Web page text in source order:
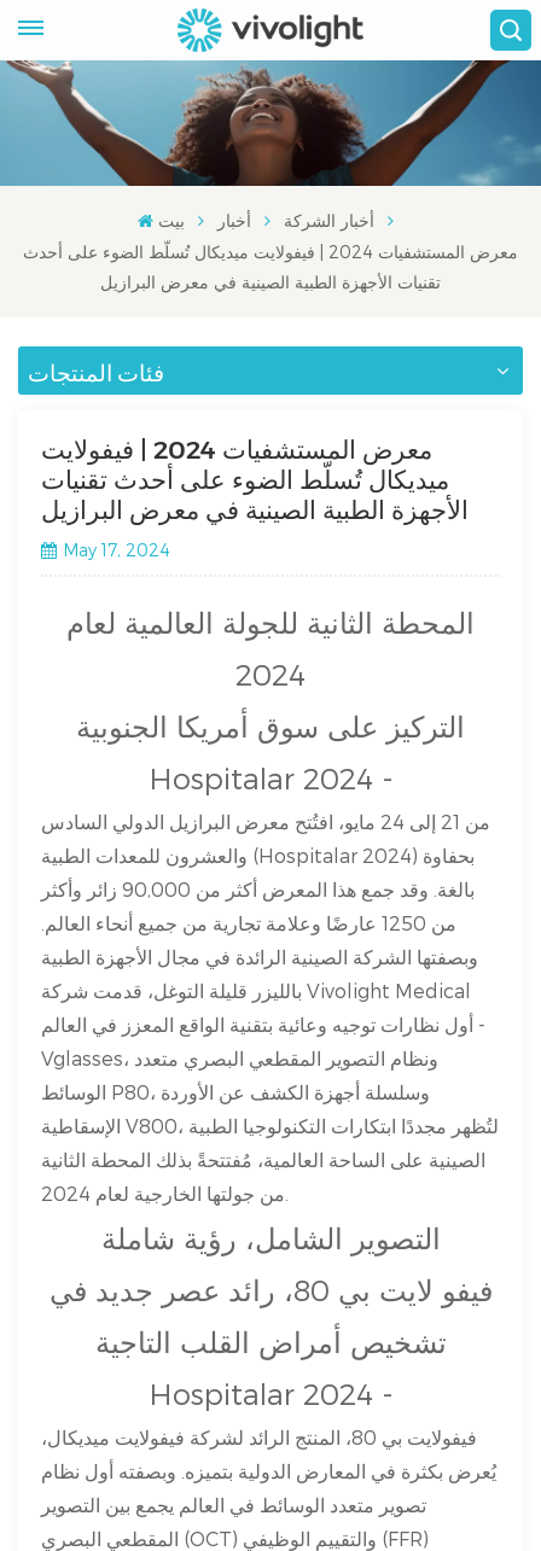
بيت أخبار
أخبار الشركة
معرض المستشفيات 2024 | فيفولايت ميديكال تُسلّط الضوء على أحدث
تقنيات الأجهزة الطبية الصينية في معرض البرازيل
فئات المنتجات
معرض المستشفيات 2024 | فيفولايت
ميديكال تُسلّط الضوء على أحدث تقنيات
الأجهزة الطبية الصينية في معرض البرازيل
May 17, 2024
المحطة الثانية للجولة العالمية لعام
2024
التركيز على سوق أمريكا الجنوبية
Hospitalar 2024 -
من 21 إلى 24 مايو، افتُتح معرض البرازيل الدولي السادس
والعشرون للمعدات الطبية (Hospitalar 2024) بحفاوة
بالغة. وقد جمع هذا المعرض أكثر من 90,000 زائر وأكثر
من 1250 عارضًا وعلامة تجارية من جميع أنحاء العالم.
وبصفتها الشركة الصينية الرائدة في مجال الأجهزة الطبية
بالليزر قليلة التوغل، قدمت شركة Vivolight Medical
أول نظارات توجيه وعائية بتقنية الواقع المعزز في العالم -
Vglasses، ونظام التصوير المقطعي البصري متعدد
الوسائط P80، وسلسلة أجهزة الكشف عن الأوردة
الإسقاطية V800، لتُظهر مجددًا ابتكارات التكنولوجيا الطبية
الصينية على الساحة العالمية، مُفتتحةً بذلك المحطة الثانية
التصوير الشامل، رؤية شاملة
فيفو لايت بي 80، رائد عصر جديد في
تشخيص أمراض القلب التاجية
Hospitalar 2024 -
فيفولايت بي 80، المنتج الرائد لشركة فيفولايت ميديكال،
يُعرض بكثرة في المعارض الدولية بتميزه. وبصفته أول نظام
تصوير متعدد الوسائط في العالم يجمع بين التصوير
المقطعي البصري (OCT) والتقييم الوظيفي (FFR)